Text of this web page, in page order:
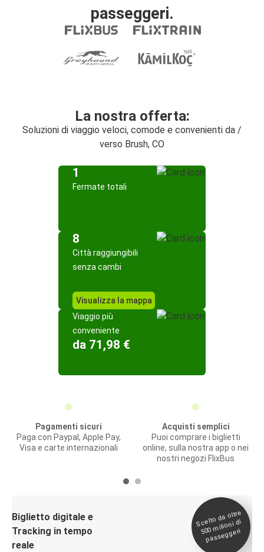
passeggeri.
La nostra offerta:
Soluzioni di viaggio veloci, comode e convenienti da /
verso Brush, CO
1
Fermate totali
8
Città raggiungibili
senza cambi
Visualizza la mappa
Viaggio più
conveniente
da 71,98 €
Pagamenti sicuri
Paga con Paypal, Apple Pay,
Visa e carte internazionali
Acquisti semplici
Puoi comprare i biglietti
online, sulla nostra app o nei
nostri negozi FlixBus
Biglietto digitale e
Tracking in tempo
reale
Scelto da oltre
500
milioni di
passeggeri